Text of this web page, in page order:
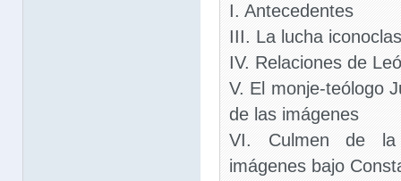
I. Antecedentes
III. La lucha
IV. Relaciones de
V. El monje-teólogo
de las imágenes
VI. Culmen de la
imágenes bajo